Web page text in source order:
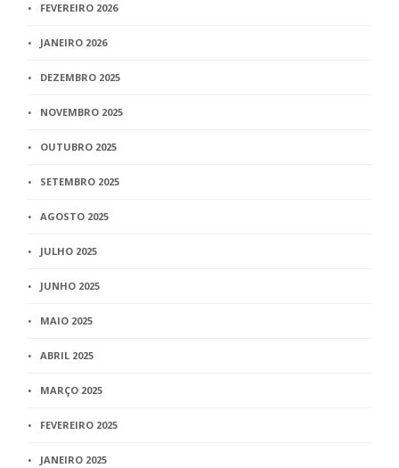
FEVEREIRO 2026
JANEIRO 2026
DEZEMBRO 2025
NOVEMBRO 2025
OUTUBRO 2025
SETEMBRO 2025
AGOSTO 2025
JULHO 2025
JUNHO 2025
MAIO 2025
ABRIL 2025
MARÇO 2025
FEVEREIRO 2025
JANEIRO 2025